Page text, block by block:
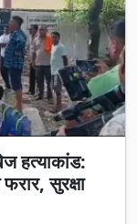
हत्याकांड:
सुरक्षा